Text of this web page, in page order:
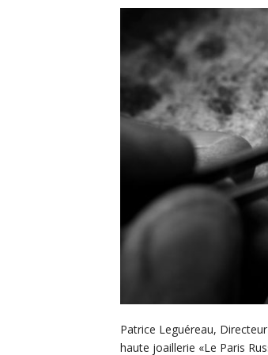
Patrice Leguéreau,
haute joaillerie «Le Paris